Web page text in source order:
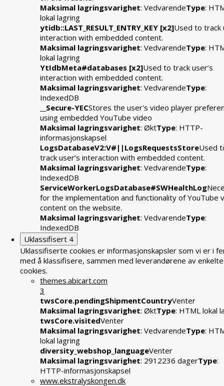
Maksimal lagringsvarighet: VedvarendeType:
lokal lagring
ytidb::LAST_RESULT_ENTRY_KEY [x2]Used to track
interaction with embedded content.
Maksimal lagringsvarighet: VedvarendeType:
lokal lagring
YtIdbMeta#databases [x2]Used to track user’s
interaction with embedded content.
Maksimal lagringsvarighet: VedvarendeType:
IndexedDB
__Secure-YECStores the user's video player
using embedded YouTube video
Maksimal lagringsvarighet: ØktType: HTTP-
informasjonskapsel
LogsDatabaseV2:V#||LogsRequestsStoreUsed
track user’s interaction with embedded content.
Maksimal lagringsvarighet: VedvarendeType:
IndexedDB
ServiceWorkerLogsDatabase#SWHealthLog
for the implementation and functionality of YouTube
content on the website.
Maksimal lagringsvarighet: VedvarendeType:
IndexedDB
Uklassifisert 4
Uklassifiserte cookies er informasjonskapsler som vi er i
med å klassifisere, sammen med leverandørene av enkelte
cookies.
themes.abicart.com
3
twsCore.pendingShipmentCountryVenter
Maksimal lagringsvarighet: ØktType: HTML lokal
twsCore.visitedVenter
Maksimal lagringsvarighet: VedvarendeType:
lokal lagring
diversity_webshop_languageVenter
Maksimal lagringsvarighet: 2912236 dagerType:
HTTP-informasjonskapsel
www.ekstralyskongen.dk